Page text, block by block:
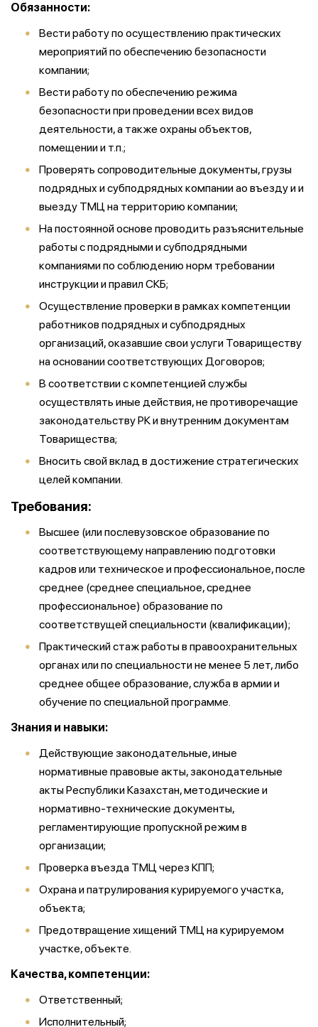
Обязанности:
Вести работу по осуществлению практических
мероприятий по обеспечению безопасности
компании;
Вести работу по обеспечению режима
безопасности при проведении всех видов
деятельности, а также охраны объектов,
помещении и т.п.;
Проверять сопроводительные документы, грузы
подрядных и субподрядных компании ао въезду и и
выезду ТМЦ на территорию компании;
На постоянной основе проводить разъяснительные
работы с подрядными и субподрядными
компаниями по соблюдению норм требовании
инструкции и правил СКБ;
Осуществление проверки в рамках компетенции
работников подрядных и субподрядных
организаций, оказавшие свои услуги Товариществу
на основании соответствующих Договоров;
В соответствии с компетенцией службы
осуществлять иные действия, не противоречащие
законодательству РК и внутренним документам
Товарищества;
Вносить свой вклад в достижение стратегических
целей компании.
Требования:
Высшее (или послевузовское образование по
соответствующему направлению подготовки
кадров или техническое и профессиональное, после
среднее (среднее специальное, среднее
профессиональное) образование по
соответствущей специальности (квалификации);
Практический стаж работы в правоохранительных
органах или по специальности не менее 5 лет, либо
среднее общее образование, служба в армии и
обучение по специальной программе.
Знания и навыки:
Действующие законодательные, иные
нормативные правовые акты, законодательные
акты Республики Казахстан, методические и
нормативно-технические документы,
регламентирующие пропускной режим в
организации;
Проверка въезда ТМЦ через КПП;
Охрана и патрулирования курируемого участка,
объекта;
Предотвращение хищений ТМЦ на курируемом
участке, объекте.
Качества, компетенции:
Ответственный;
Исполнительный;